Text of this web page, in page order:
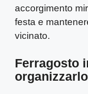
accorgimento
festa e
vicinato.
Ferragosto